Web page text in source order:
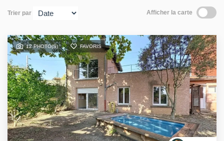
Trier par Afficher la carte
12 PHOTO(S) FAVORIS